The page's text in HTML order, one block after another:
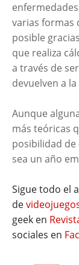
varias formas
posible
que realiza
a través de
devuelven a
Aunque
más teóricas
posibilidad de
sea un año
Sigue todo el
de
geek en
sociales en